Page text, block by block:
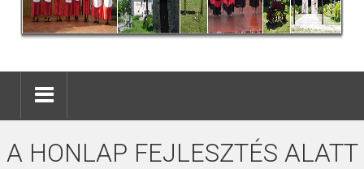
A HONLAP FEJLESZTÉS ALATT